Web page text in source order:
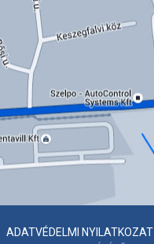
ADATVÉDELMI NYILATKOZAT